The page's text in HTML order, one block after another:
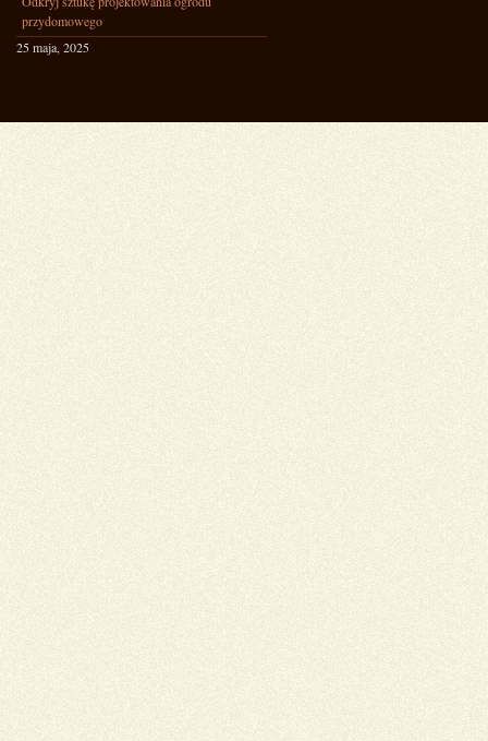
przydomowego
25 maja, 2025